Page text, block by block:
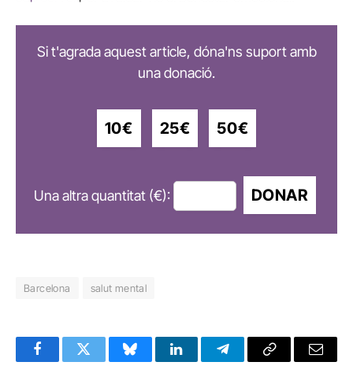
Si t'agrada aquest article, dóna'ns suport amb
una donació.
10€ 25€ 50€
Una altra quantitat (€): DONAR
Barcelona salut mental
FacebookTwitter BlueskyLinkedInTelegramCopy
Email